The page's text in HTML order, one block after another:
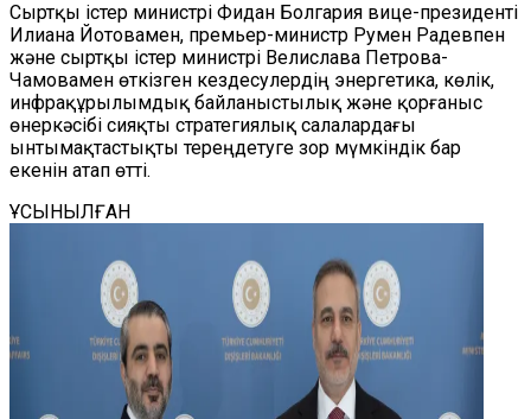
Сыртқы істер министрі Фидан Болгария вице-президенті
Илиана Йотовамен, премьер-министр Румен Радевпен
және сыртқы істер министрі Велислава Петрова-
Чамовамен өткізген кездесулердің энергетика, көлік,
инфрақұрылымдық байланыстылық және қорғаныс
өнеркәсібі сияқты стратегиялық салалардағы
ынтымақтастықты тереңдетуге зор мүмкіндік бар
екенін атап өтті.
ҰСЫНЫЛҒАН